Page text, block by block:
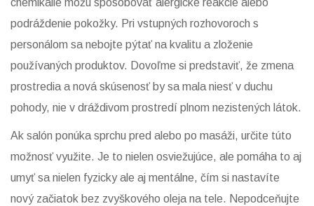
chemikálie môžu spôsobovať alergické reakcie alebo
podráždenie pokožky. Pri vstupných rozhovoroch s
personálom sa nebojte pýtať na kvalitu a zloženie
používaných produktov. Dovoľme si predstaviť, že zmena
prostredia a nová skúsenosť by sa mala niesť v duchu
pohody, nie v dráždivom prostredí plnom nezistených látok.
Ak salón ponúka sprchu pred alebo po masáži, určite túto
možnosť využite. Je to nielen osviežujúce, ale pomáha to aj
umyť sa nielen fyzicky ale aj mentálne, čím si nastavíte
nový začiatok bez zvyškového oleja na tele. Nepodceňujte